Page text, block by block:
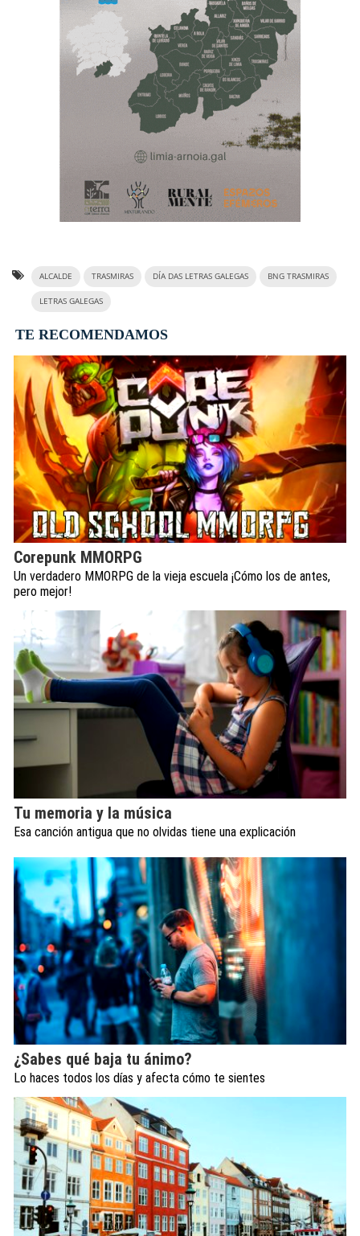
ALCALDE TRASMIRAS DÍA DAS LETRAS GALEGAS BNG TRASMIRAS
LETRAS GALEGAS
TE RECOMENDAMOS
Corepunk MMORPG
Un verdadero MMORPG de la vieja escuela ¡Cómo los de antes,
pero mejor!
Tu memoria y la música
Esa canción antigua que no olvidas tiene una explicación
¿Sabes qué baja tu ánimo?
Lo haces todos los días y afecta cómo te sientes